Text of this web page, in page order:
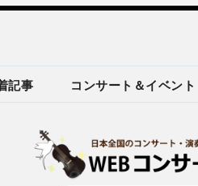
記事 コンサート＆イベント